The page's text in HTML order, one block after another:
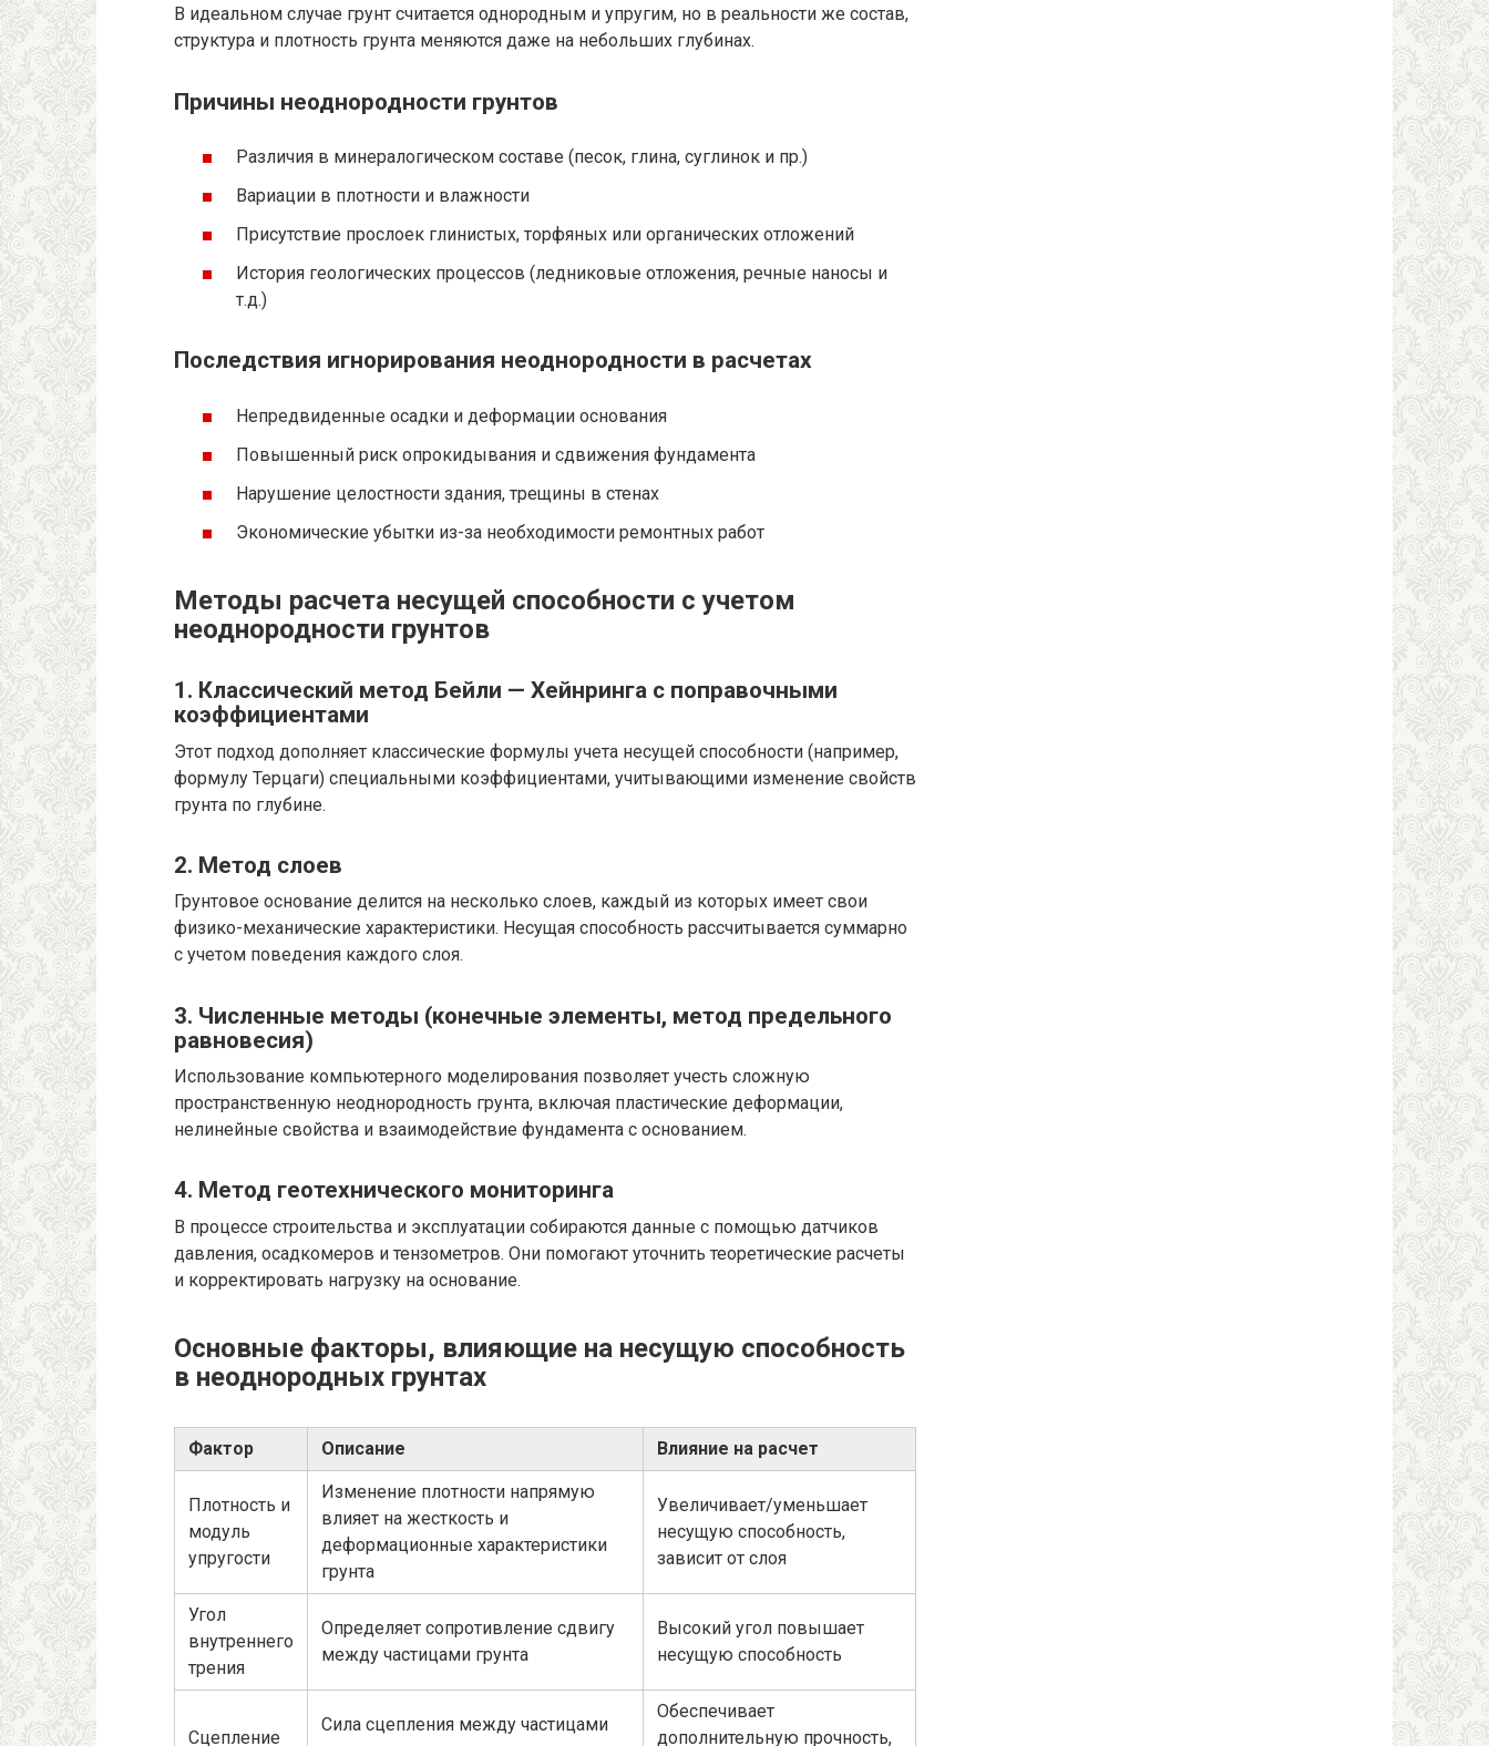
В идеальном случае грунт считается однородным и упругим, но в реальности же состав,
структура и плотность грунта меняются даже на небольших глубинах.
Причины неоднородности грунтов
Различия в минералогическом составе (песок, глина, суглинок и пр.)
Вариации в плотности и влажности
Присутствие прослоек глинистых, торфяных или органических отложений
История геологических процессов (ледниковые отложения, речные наносы и
т.д.)
Последствия игнорирования неоднородности в расчетах
Непредвиденные осадки и деформации основания
Повышенный риск опрокидывания и сдвижения фундамента
Нарушение целостности здания, трещины в стенах
Экономические убытки из-за необходимости ремонтных работ
Методы расчета несущей способности с учетом
неоднородности грунтов
1. Классический метод Бейли — Хейнринга с поправочными
коэффициентами
Этот подход дополняет классические формулы учета несущей способности (например,
формулу Терцаги) специальными коэффициентами, учитывающими изменение свойств
грунта по глубине.
2. Метод слоев
Грунтовое основание делится на несколько слоев, каждый из которых имеет свои
физико-механические характеристики. Несущая способность рассчитывается суммарно
с учетом поведения каждого слоя.
3. Численные методы (конечные элементы, метод предельного
равновесия)
Использование компьютерного моделирования позволяет учесть сложную
пространственную неоднородность грунта, включая пластические деформации,
нелинейные свойства и взаимодействие фундамента с основанием.
4. Метод геотехнического мониторинга
В процессе строительства и эксплуатации собираются данные с помощью датчиков
давления, осадкомеров и тензометров. Они помогают уточнить теоретические расчеты
и корректировать нагрузку на основание.
Основные факторы, влияющие на несущую способность
в неоднородных грунтах
Фактор Описание Влияние на расчет
Плотность и
модуль
упругости
Изменение плотности напрямую
влияет на жесткость и
деформационные характеристики
грунта
Увеличивает/уменьшает
несущую способность,
зависит от слоя
Угол
внутреннего
трения
Определяет сопротивление сдвигу
между частицами грунта
Высокий угол повышает
несущую способность
Сцепление
Сила сцепления между частицами
Обеспечивает
дополнительную прочность,